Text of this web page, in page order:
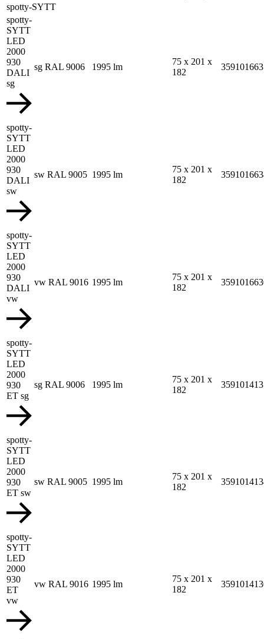
spotty-SYTT
spotty-
SYTT
LED
2000
930
DALI
sg
sg RAL 9006 1995 lm
75 x 201 x
182
spotty-
SYTT
LED
2000
930
DALI
sw
sw RAL 9005 1995 lm
75 x 201 x
182
spotty-
SYTT
LED
2000
930
DALI
vw
vw RAL 9016 1995 lm
75 x 201 x
182
spotty-
SYTT
LED
2000
930
ET sg
sg RAL 9006 1995 lm
75 x 201 x
182
spotty-
SYTT
LED
2000
930
ET sw
sw RAL 9005 1995 lm
75 x 201 x
182
spotty-
SYTT
LED
2000
930
ET
vw
vw RAL 9016 1995 lm
75 x 201 x
182